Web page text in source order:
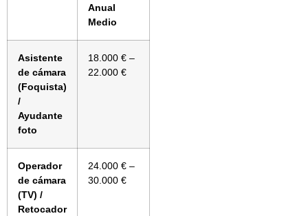
Anual
Medio
Asistente
de cámara
(Foquista)
/
Ayudante
foto
18.000 € –
22.000 €
Operador
de cámara
(TV) /
Retocador
24.000 € –
30.000 €